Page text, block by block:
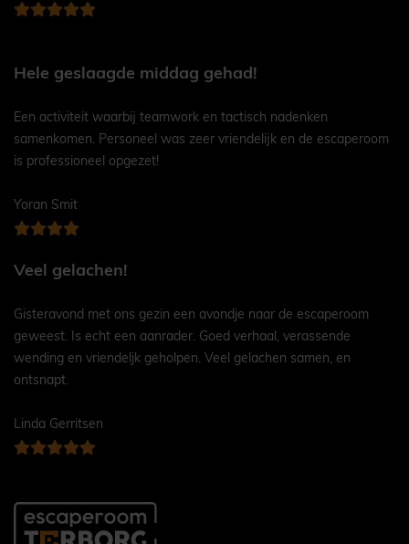
Hele geslaagde middag gehad!
Een activiteit waarbij teamwork en tactisch nadenken
samenkomen. Personeel was zeer vriendelijk en de escaperoom
is professioneel opgezet!
Yoran Smit
Veel gelachen!
Gisteravond met ons gezin een avondje naar de escaperoom
geweest. Is echt een aanrader. Goed verhaal, verassende
wending en vriendeljk geholpen. Veel gelachen samen, en
ontsnapt.
Linda Gerritsen